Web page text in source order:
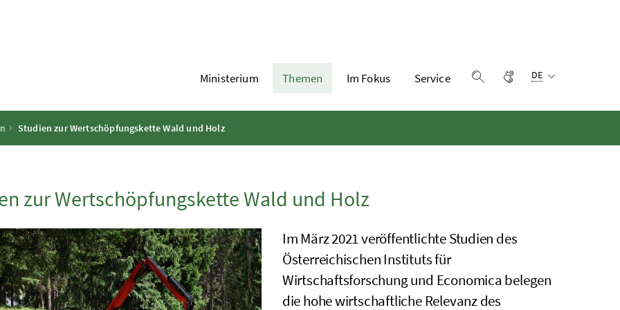
Ministerium Themen Im Fokus
Service
Gebärdensprache
DE
Studien zur Wertschöpfungskette Wald und Holz
zur Wertschöpfungskette Wald und Holz
Im März 2021 veröffentlichte Studien des
Österreichischen Instituts für
Wirtschaftsforschung und Economica belegen
die hohe wirtschaftliche Relevanz des